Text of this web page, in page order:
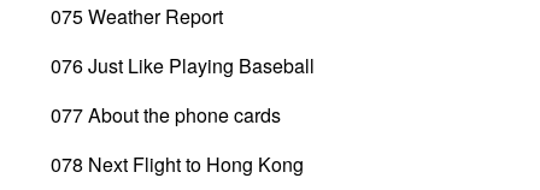
075 Weather Report
076 Just Like Playing Baseball
077 About the phone cards
078 Next Flight to Hong Kong